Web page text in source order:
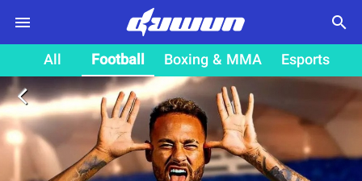
search
All Football Boxing & MMA Esports
arrow_back_ios